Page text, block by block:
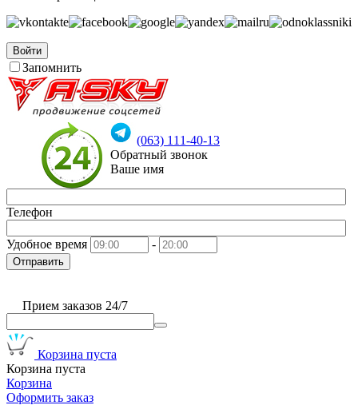
Войти
Запомнить
(063) 111-40-13
Обратный звонок
Ваше имя
Телефон
Удобное время -
Отправить
Прием заказов 24/7
Корзина пуста
Корзина пуста
Корзина
Оформить заказ